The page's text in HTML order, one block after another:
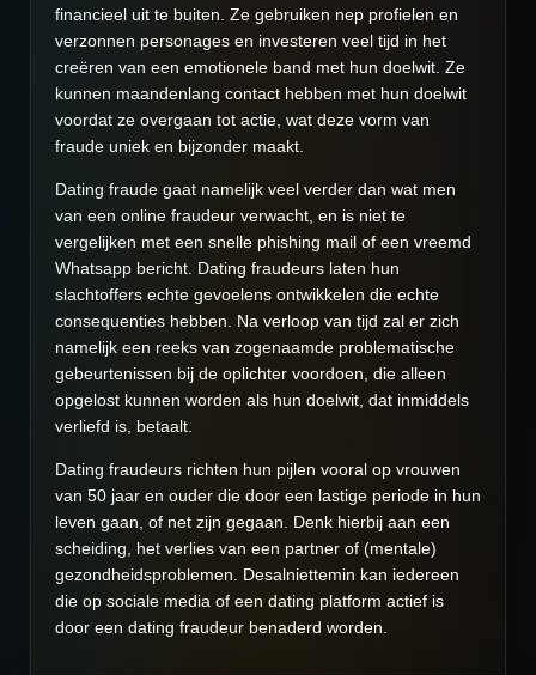
financieel uit te buiten. Ze gebruiken nep profielen en
verzonnen personages en investeren veel tijd in het
creëren van een emotionele band met hun doelwit. Ze
kunnen maandenlang contact hebben met hun doelwit
voordat ze overgaan tot actie, wat deze vorm van
fraude uniek en bijzonder maakt.
Dating fraude gaat namelijk veel verder dan wat men
van een online fraudeur verwacht, en is niet te
vergelijken met een snelle phishing mail of een vreemd
Whatsapp bericht. Dating fraudeurs laten hun
slachtoffers echte gevoelens ontwikkelen die echte
consequenties hebben. Na verloop van tijd zal er zich
namelijk een reeks van zogenaamde problematische
gebeurtenissen bij de oplichter voordoen, die alleen
opgelost kunnen worden als hun doelwit, dat inmiddels
verliefd is, betaalt.
Dating fraudeurs richten hun pijlen vooral op vrouwen
van 50 jaar en ouder die door een lastige periode in hun
leven gaan, of net zijn gegaan. Denk hierbij aan een
scheiding, het verlies van een partner of (mentale)
gezondheidsproblemen. Desalniettemin kan iedereen
die op sociale media of een dating platform actief is
door een dating fraudeur benaderd worden.